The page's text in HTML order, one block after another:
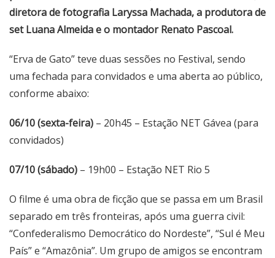
diretora de fotografia Laryssa Machada, a produtora de
set Luana Almeida e o montador Renato Pascoal.
“Erva de Gato” teve duas sessões no Festival, sendo
uma fechada para convidados e uma aberta ao público,
conforme abaixo:
06/10 (sexta-feira) – 20h45 – Estação NET Gávea (para
convidados)
07/10 (sábado) – 19h00 – Estação NET Rio 5
O filme é uma obra de ficção que se passa em um Brasil
separado em três fronteiras, após uma guerra civil:
“Confederalismo Democrático do Nordeste”, “Sul é Meu
País” e “Amazônia”. Um grupo de amigos se encontram